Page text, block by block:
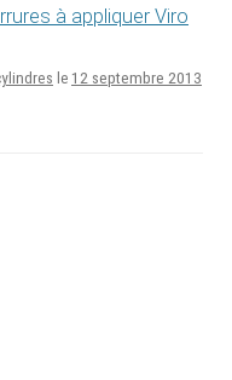
à appliquer Viro
le 12 septembre 2013